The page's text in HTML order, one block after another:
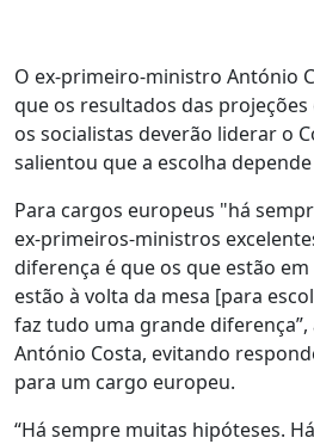
O ex-primeiro-ministro António
que os resultados das
os socialistas deverão liderar o
salientou que a escolha
Para cargos europeus "há
ex-primeiros-ministros
diferença é que os que estão
estão à volta da mesa [para
faz tudo uma grande diferença”,
António Costa, evitando
para um cargo europeu.
“Há sempre muitas hipóteses.